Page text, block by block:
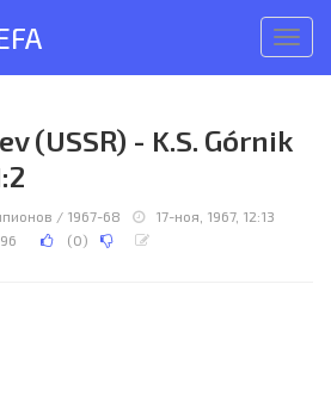
меню
(USSR) - K.S. Górnik
/ 1967-68
17-ноя, 1967, 12:13
(0)